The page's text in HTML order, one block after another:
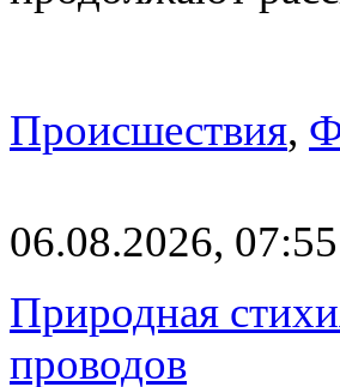
Происшествия,
06.08.2026, 07:55
Природная
проводов